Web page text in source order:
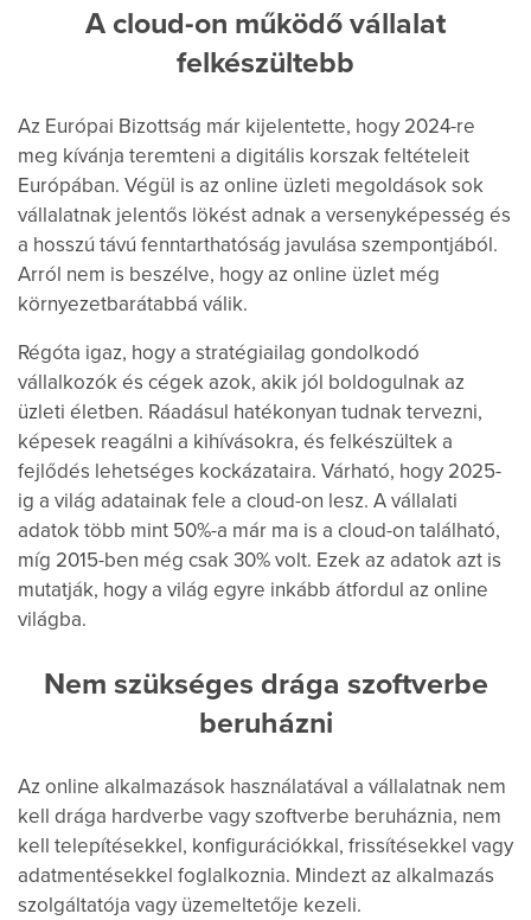
A cloud-on működő vállalat
felkészültebb
Az Európai Bizottság már kijelentette, hogy 2024-re
meg kívánja teremteni a digitális korszak feltételeit
Európában. Végül is az online üzleti megoldások sok
vállalatnak jelentős lökést adnak a versenyképesség és
a hosszú távú fenntarthatóság javulása szempontjából.
Arról nem is beszélve, hogy az online üzlet még
környezetbarátabbá válik.
Régóta igaz, hogy a stratégiailag gondolkodó
vállalkozók és cégek azok, akik jól boldogulnak az
üzleti életben. Ráadásul hatékonyan tudnak tervezni,
képesek reagálni a kihívásokra, és felkészültek a
fejlődés lehetséges kockázataira. Várható, hogy 2025-
ig a világ adatainak fele a cloud-on lesz. A vállalati
adatok több mint 50%-a már ma is a cloud-on található,
míg 2015-ben még csak 30% volt. Ezek az adatok azt is
mutatják, hogy a világ egyre inkább átfordul az online
világba.
Nem szükséges drága szoftverbe
beruházni
Az online alkalmazások használatával a vállalatnak nem
kell drága hardverbe vagy szoftverbe beruháznia, nem
kell telepítésekkel, konfigurációkkal, frissítésekkel vagy
adatmentésekkel foglalkoznia. Mindezt az alkalmazás
szolgáltatója vagy üzemeltetője kezeli.